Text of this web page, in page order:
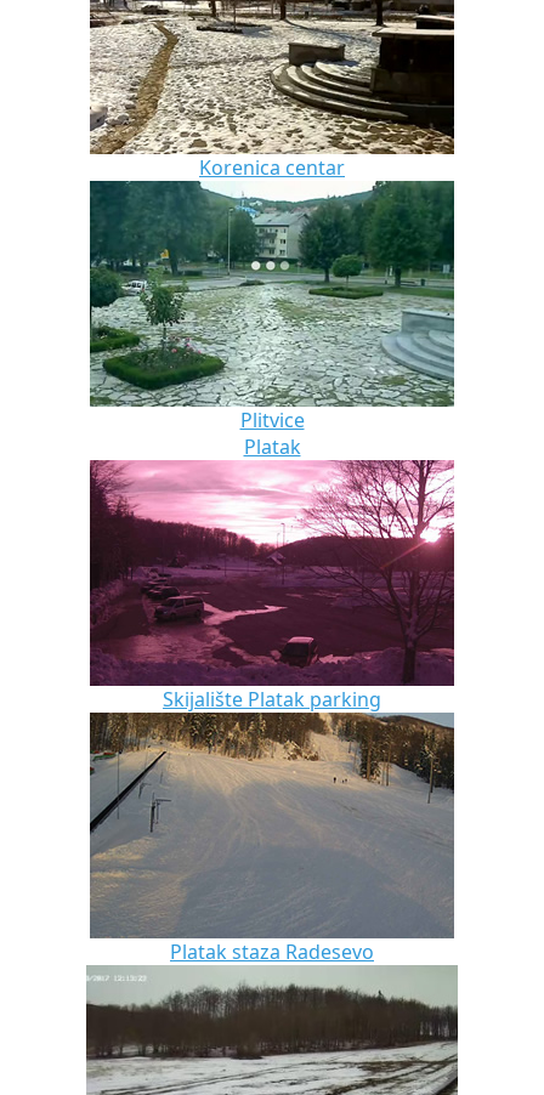
Korenica centar
Plitvice
Platak
Skijalište Platak parking
Platak staza Radesevo